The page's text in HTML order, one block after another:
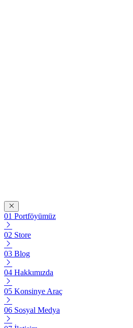
Portföyümüz
Store
Blog
Hakkımızda
Konsinye Araç
Sosyal Medya